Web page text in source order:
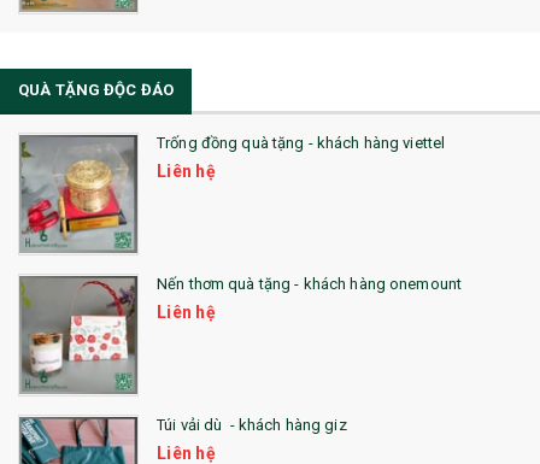
QUÀ TẶNG ĐỘC ĐÁO
Trống đồng quà tặng - khách hàng viettel
Liên hệ
Nến thơm quà tặng - khách hàng onemount
Liên hệ
Túi vải dù - khách hàng giz
Liên hệ